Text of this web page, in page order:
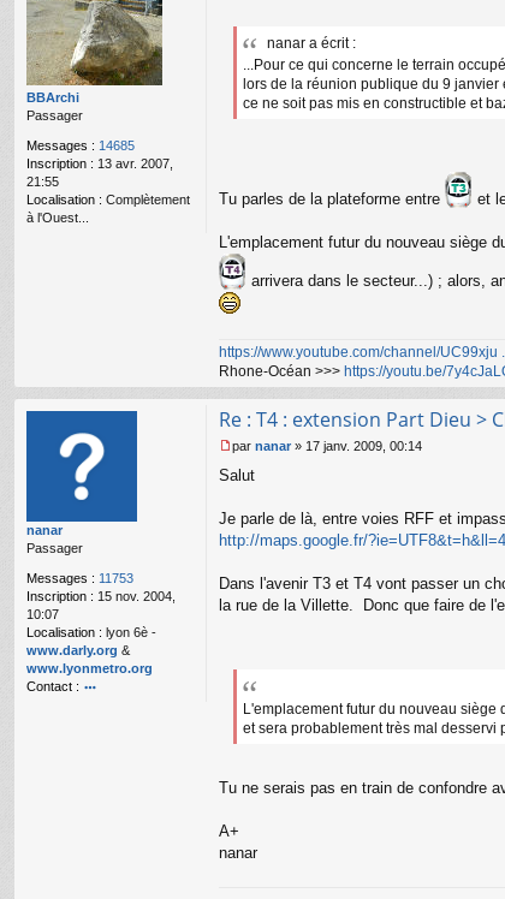
BBArchi
Passager
Messages : 14685
Inscription : 13 avr. 2007,
21:55
Localisation : Complètement
à l'Ouest...
a
nanar a écrit :
...Pour ce qui concerne le terrain
lors de la réunion publique du 9
ce ne soit pas mis en constructible et
Tu parles de la plateforme entre et
L'emplacement futur du nouveau
arrivera dans le secteur...) ; alors,
https://www.youtube.com/channel/UC99xju
Rhone-Océan >>> https://youtu.be/
nanar
Passager
Messages : 11753
Inscription : 15 nov. 2004,
10:07
Localisation : lyon 6è -
www.darly.org &
www.lyonmetro.org
Contact :
Re : T4 : extension Part Dieu >
e
s
g
n
o
par nanar » 17 janv. 2009, 00:14
Salut
Je parle de là, entre voies RFF et
http://maps.google.fr/
Dans l'avenir T3 et T4 vont passer un
la rue de la Villette. Donc que faire de
L'emplacement futur du nouveau siège
et sera probablement très mal
Tu ne serais pas en train de confondre
A+
nanar